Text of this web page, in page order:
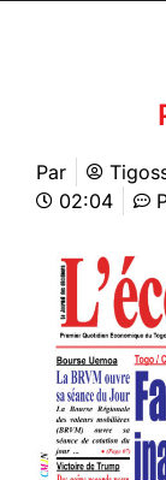
Par
02:04